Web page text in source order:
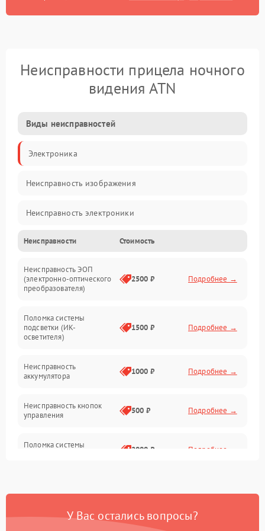
Неисправности прицела ночного
видения ATN
Виды неисправностей
Электроника
Неисправность изображения
Неисправность электроники
Механические повреждения
Неисправность управления
Оптика
Неисправности Стоимость
Неисправность ЭОП
(электронно-оптического
преобразователя)
2500 ₽ Подробнее →
Поломка системы
подсветки (ИК-
осветителя)
1500 ₽ Подробнее →
Неисправность
аккумулятора
1000 ₽ Подробнее →
Неисправность кнопок
управления
500 ₽ Подробнее →
Поломка системы
2000 ₽ Подробнее →
защиты от перегрузок
Неисправность системыУ Вас остались вопросы?